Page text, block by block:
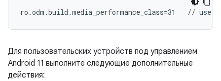
Для пользовательских устройств под управлением
Android 11 выполните следующие дополнительные
действия: